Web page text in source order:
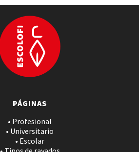
PÁGINAS
• Profesional
• Universitario
• Escolar